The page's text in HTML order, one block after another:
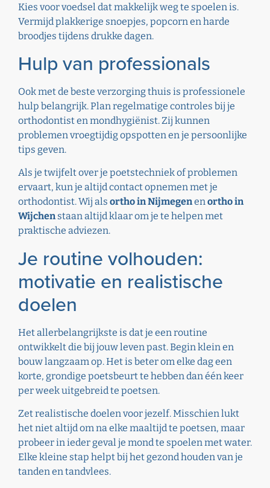
Kies voor voedsel dat makkelijk weg te spoelen is.
Vermijd plakkerige snoepjes, popcorn en harde
broodjes tijdens drukke dagen.
Hulp van professionals
Ook met de beste verzorging thuis is professionele
hulp belangrijk. Plan regelmatige controles bij je
orthodontist en mondhygiënist. Zij kunnen
problemen vroegtijdig opspotten en je persoonlijke
tips geven.
Als je twijfelt over je poetstechniek of problemen
ervaart, kun je altijdcontactopnemen met je
orthodontist. Wij als ortho in Nijmegenenortho in
Wijchenstaan altijd klaar om je te helpen met
praktische adviezen.
Je routine volhouden:
motivatie en realistische
doelen
Het allerbelangrijkste is dat je een routine
ontwikkelt die bij jouw leven past. Begin klein en
bouw langzaam op. Het is beter om elke dag een
korte, grondige poetsbeurt te hebben dan één keer
per week uitgebreid te poetsen.
Zet realistische doelen voor jezelf. Misschien lukt
het niet altijd om na elke maaltijd te poetsen, maar
probeer in ieder geval je mond te spoelen met water.
Elke kleine stap helpt bij het gezond houden van je
tanden en tandvlees.